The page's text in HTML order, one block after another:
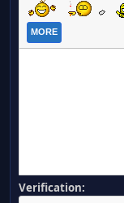
MORE
Verification: